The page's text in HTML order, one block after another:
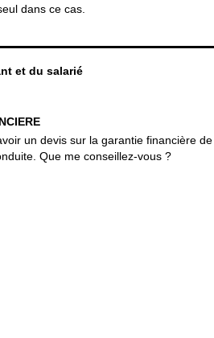
dans ce cas.
et du salarié
un devis sur la garantie financière de
Que me conseillez-vous ?